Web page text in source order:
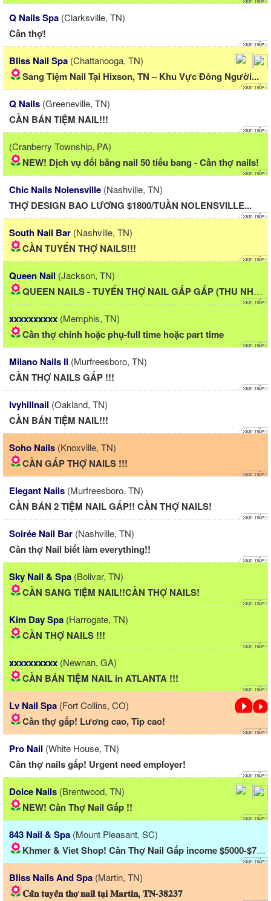
Q Nails Spa (Clarksville, TN)
Cần thợ!
Bliss Nail Spa (Chattanooga, TN)
Sang Tiệm Nail Tại Hixson, TN – Khu Vực Đông Người...
Q Nails (Greeneville, TN)
CẦN BÁN TIỆM NAIL!!!
(Cranberry Township, PA)
NEW! Dịch vụ đổi bằng nail 50 tiểu bang - Cần thợ nails!
Chic Nails Nolensville (Nashville, TN)
THỢ DESIGN BAO LƯƠNG $1800/TUẦN NOLENSVILLE...
South Nail Bar (Nashville, TN)
CẦN TUYỂN THỢ NAILS!!!
Queen Nail (Jackson, TN)
QUEEN NAILS - TUYỂN THỢ NAIL GẤP GẤP (THU NHẬP 2000-2500/...
xxxxxxxxxx (Memphis, TN)
Cần thợ chính hoặc phụ-full time hoặc part time
Milano Nails II (Murfreesboro, TN)
CẦN THỢ NAILS GẤP !!!
Ivyhillnail (Oakland, TN)
CẦN BÁN TIỆM NAIL!!!
Soho Nails (Knoxville, TN)
CẦN GẤP THỢ NAILS !!!
Elegant Nails (Murfreesboro, TN)
CẦN BÁN 2 TIỆM NAIL GẤP!! CẦN THỢ NAILS!
Soirée Nail Bar (Nashville, TN)
Cần thợ Nail biết làm everything!!
Sky Nail & Spa (Bolivar, TN)
CẦN SANG TIỆM NAIL!!CẦN THỢ NAILS!
Kim Day Spa (Harrogate, TN)
CẦN THỢ NAILS !!!
xxxxxxxxxx (Newnan, GA)
CẦN BÁN TIỆM NAIL in ATLANTA !!!
Lv Nail Spa (Fort Collins, CO)
Cần thợ gấp! Lương cao, Tip cao!
Pro Nail (White House, TN)
Cần thợ nails gấp! Urgent need employer!
Dolce Nails (Brentwood, TN)
NEW! Cần Thợ Nail Gấp !!
843 Nail & Spa (Mount Pleasant, SC)
Khmer & Viet Shop! Cần Thợ Nail Gấp income $5000-$7000/Tháng!!!
Bliss Nails And Spa (Martin, TN)
𝐂𝐚̂̀𝐧 𝐭𝐮𝐲𝐞̂̉𝐧 𝐭𝐡𝐨̛̣ 𝐧𝐚𝐢𝐥 𝐭𝐚̣𝐢 𝐌𝐚𝐫𝐭𝐢𝐧, 𝐓𝐍-𝟑𝟖𝟐𝟑𝟕